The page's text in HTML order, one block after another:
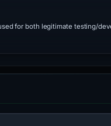
for both legitimate testing/